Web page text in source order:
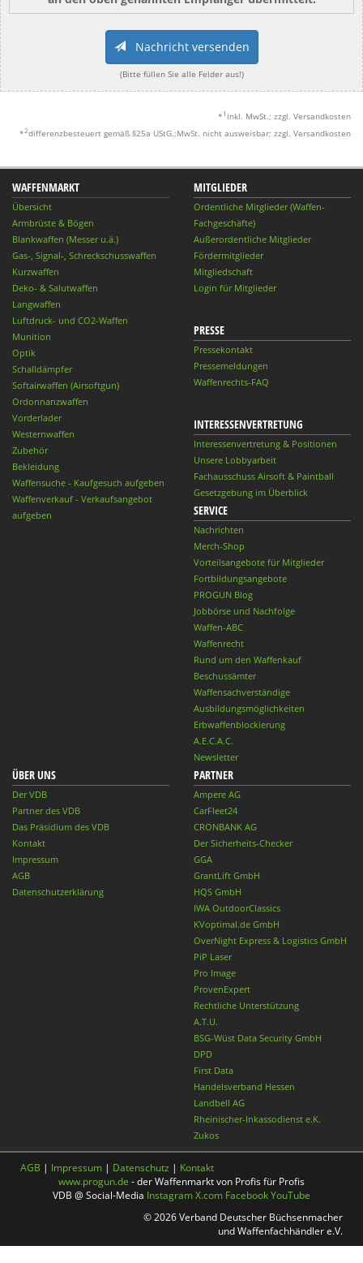
Nachricht versenden
(Bitte füllen Sie alle Felder aus!)
* 1 inkl. MwSt.; zzgl. Versandkosten
*2differenzbesteuert gemäß §25a UStG.;MwSt. nicht ausweisbar; zzgl. Versandkosten
WAFFENMARKT
Übersicht
Armbrüste & Bögen
Blankwaffen (Messer u.ä.)
Gas-, Signal-, Schreckschusswaffen
Kurzwaffen
Deko- & Salutwaffen
Langwaffen
Luftdruck- und CO2-Waffen
Munition
Optik
Schalldämpfer
Softairwaffen (Airsoftgun)
Ordonnanzwaffen
Vorderlader
Westernwaffen
Zubehör
Bekleidung
Waffensuche - Kaufgesuch aufgeben
Waffenverkauf - Verkaufsangebot
aufgeben
MITGLIEDER
Ordentliche Mitglieder (Waffen-
Fachgeschäfte)
Außerordentliche Mitglieder
Fördermitglieder
Mitgliedschaft
Login für Mitglieder
PRESSE
Pressekontakt
Pressemeldungen
Waffenrechts-FAQ
INTERESSENVERTRETUNG
Interessenvertretung & Positionen
Unsere Lobbyarbeit
Fachausschuss Airsoft & Paintball
Gesetzgebung im Überblick
SERVICE
Nachrichten
Merch-Shop
Vorteilsangebote für Mitglieder
Fortbildungsangebote
PROGUN Blog
Jobbörse und Nachfolge
Waffen-ABC
Waffenrecht
Rund um den Waffenkauf
Beschussämter
Waffensachverständige
Ausbildungsmöglichkeiten
Erbwaffenblockierung
A.E.C.A.C.
Newsletter
ÜBER UNS
Der VDB
Partner des VDB
Das Präsidium des VDB
Kontakt
Impressum
AGB
Datenschutzerklärung
PARTNER
Ampere AG
CarFleet24
CRONBANK AG
Der Sicherheits-Checker
GGA
GrantLift GmbH
HQS GmbH
IWA OutdoorClassics
KVoptimal.de GmbH
OverNight Express & Logistics GmbH
PiP Laser
Pro Image
ProvenExpert
Rechtliche Unterstützung
A.T.U.
BSG-Wüst Data Security GmbH
DPD
First Data
Handelsverband Hessen
Landbell AG
Rheinischer-Inkassodienst e.K.
Zukos
AGB | Impressum | Datenschutz | Kontakt
www.progun.de - der Waffenmarkt von Profis für Profis
VDB @ Social-Media InstagramX.com FacebookYouTube
© 2026 Verband Deutscher Büchsenmacher
und Waffenfachhändler e.V.